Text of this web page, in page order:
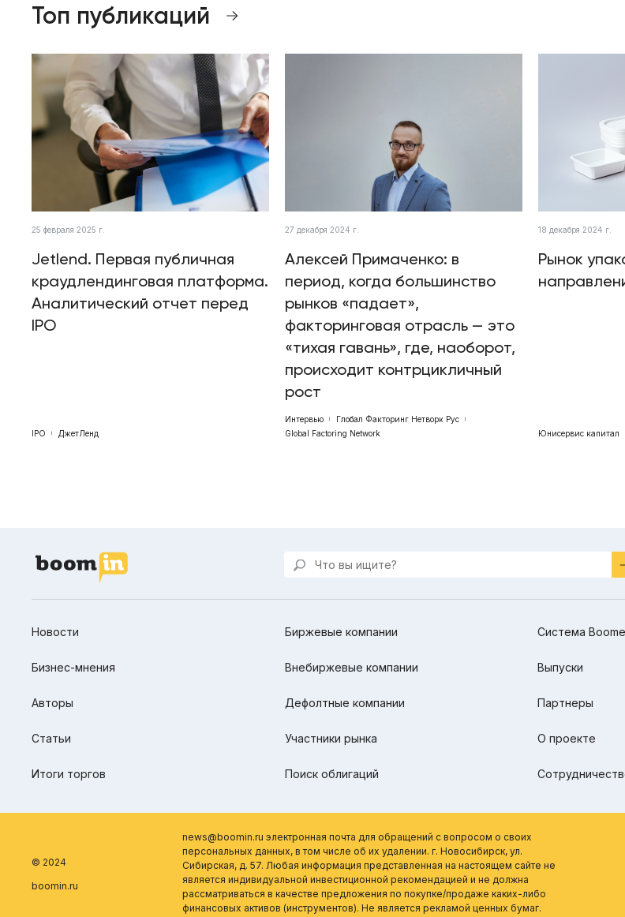
Топ публикаций
25 февраля 2025 г.
Jetlend. Первая публичная
краудлендинговая платформа.
Аналитический отчет перед
IPO
IPO ДжетЛенд
27 декабря 2024 г.
Алексей Примаченко: в
период, когда большинство
рынков «падает»,
факторинговая отрасль — это
«тихая гавань», где, наоборот,
происходит контрцикличный
рост
Интервью
Глобал Факторинг Нетворк Рус
Global Factoring Network
18 декабря 2024 г.
Рынок
Юнисервис капитал
Новости
Бизнес-мнения
Авторы
Статьи
Итоги торгов
Биржевые компании
Внебиржевые компании
Дефолтные компании
Участники рынка
Поиск облигаций
Система
Выпуски
Партнеры
О проекте
© 2024
boomin.ru
news@boomin.ru электронная почта для обращений с вопросом о своих
персональных данных, в том числе об их удалении. г. Новосибирск, ул.
Сибирская, д. 57. Любая информация представленная на настоящем сайте не
является индивидуальной инвестиционной рекомендацией и не должна
рассматриваться в качестве предложения по покупке/продаже каких-либо
финансовых активов (инструментов). Не является рекламой ценных бумаг.